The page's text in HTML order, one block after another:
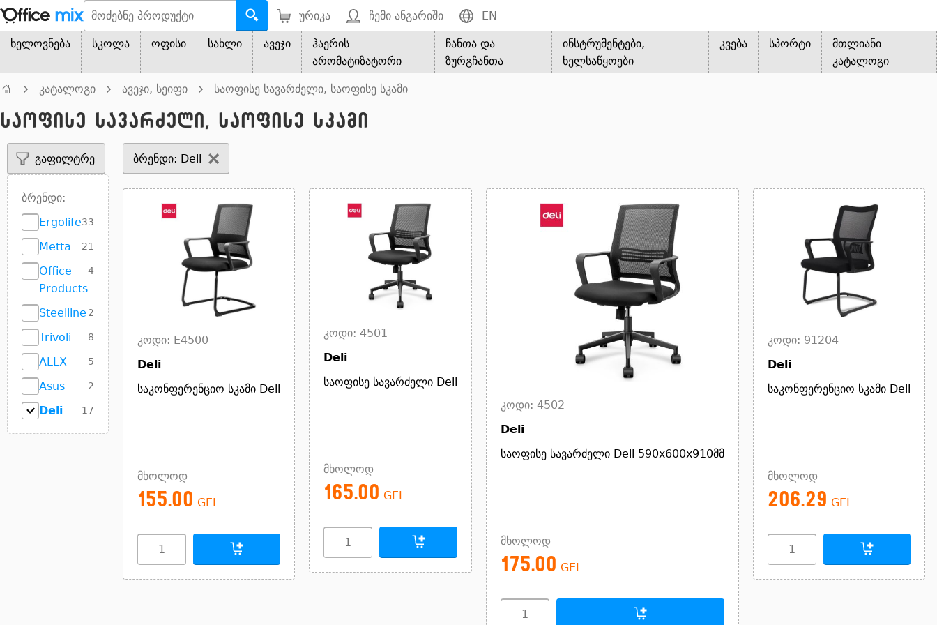
ურიკა ჩემი ანგარიში EN
ხელოვნება სკოლა ოფისი სახლი ავეჯი
ჰაერის
არომატიზატორი
ჩანთა და
ზურგჩანთა
ინსტრუმენტები,
ხელსაწყოები
კვება სპორტი
მთლიანი
კატალოგი
კატალოგი ავეჯი, სეიფი საოფისე სავარძელი, საოფისე სკამი
საოფისე სავარძელი, საოფისე სკამი
გაფილტრე
ბრენდი:
Ergolife33
Metta 21
Office
Products
4
Steelline 2
Trivoli 8
ALLX 5
Asus 2
Deli 17
ბრენდი: Deli
კოდი: E4500
Deli
საკონფერენციო სკამი Deli
მხოლოდ
155.00 GEL
კოდი: 4501
Deli
საოფისე სავარძელი Deli
მხოლოდ
165.00 GEL
კოდი: 4502
Deli
საოფისე სავარძელი Deli 590x600x910მმ
მხოლოდ
175.00 GEL
კოდი: 91204
Deli
საკონფერენციო სკამი Deli
მხოლოდ
206.29 GEL